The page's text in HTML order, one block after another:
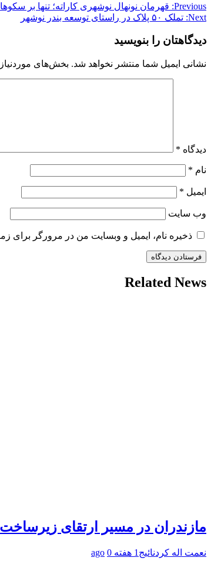
راهبری
نوشته
Previous: قهرمان نونهال نوشهری کاراته؛ تنها بر
Next: تملک ۵۰ پلاک در راستای توسعه بندر نوشهر
دیدگاهتان را بنویسید
نشانی ایمیل شما منتشر نخواهد شد. بخش‌های
دیدگاه *
نام *
ایمیل *
وب‌ سایت
ذخیره نام، ایمیل و وبسایت من در مرورگر برای
Related News
مازندران در مسیر ارتقای
نعمت اله کردنائیج 1 هفته ago 0